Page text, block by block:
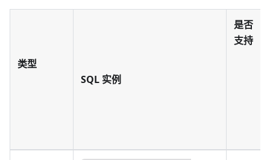
类型
SQL 实例
是否
支持